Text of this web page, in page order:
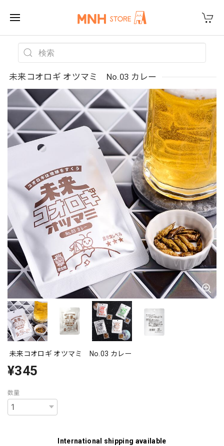
未来コオロギ オツマミ No.03 カレー
未来コオロギ オツマミ No.03 カレー
¥345
数量
International shipping available